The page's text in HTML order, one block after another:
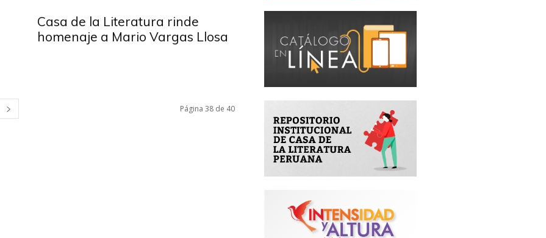
Casa de la Literatura rinde
homenaje a Mario Vargas Llosa
Página 38 de 40